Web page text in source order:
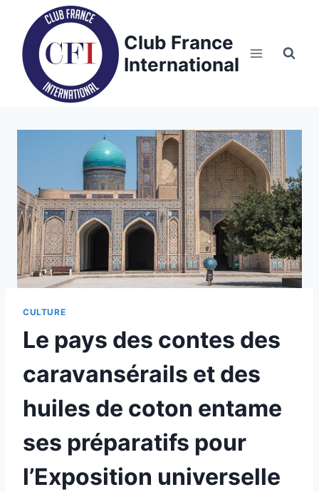
content
Club France
International
CULTURE
Le pays des contes des
caravansérails et des
huiles de coton entame
ses préparatifs pour
l’Exposition universelle